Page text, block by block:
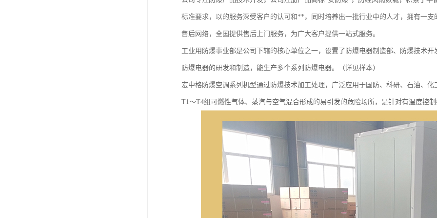
标准要求，以的服务深受客户的认可和**，同时培养出一批行业中的人才，拥有一
售后网络，全国提供售后上门服务，为广大客户提供一站式服务。
工业用防爆事业部是公司下辖的核心单位之一，设置了防爆电器制造部、防爆技术
防爆电器的研发和制造，能生产多个系列防爆电器。（详见样本）
宏中格防爆空调系列机型通过防爆技术加工处理，广泛应用于国防、科研、石油、
T1～T4组可燃性气体、蒸汽与空气混合形成的易引发的危险场所，是针对有温度控